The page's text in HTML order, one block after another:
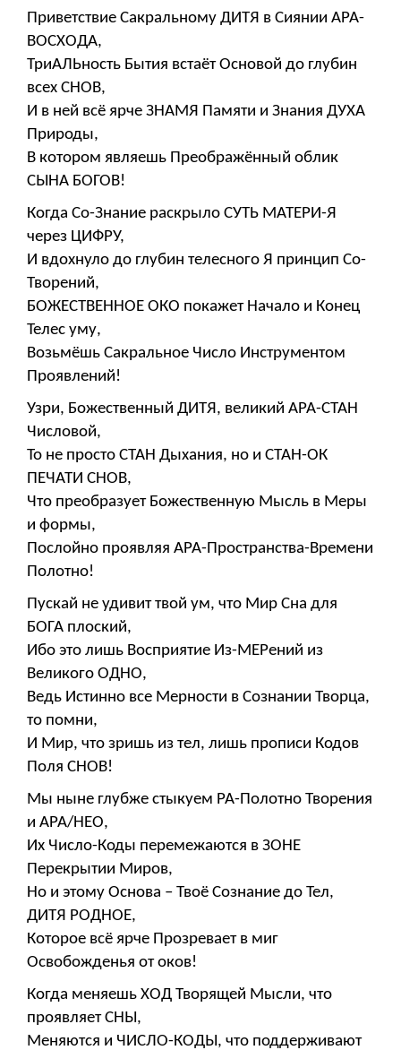
Приветствие Сакральному ДИТЯ в Сиянии АРА-
ВОСХОДА,
ТриАЛЬность Бытия встаёт Основой до глубин
всех СНОВ,
И в ней всё ярче ЗНАМЯ Памяти и Знания ДУХА
Природы,
В котором являешь Преображённый облик
СЫНА БОГОВ!
Когда Со-Знание раскрыло СУТЬ МАТЕРИ-Я
через ЦИФРУ,
И вдохнуло до глубин телесного Я принцип Со-
Творений,
БОЖЕСТВЕННОЕ ОКО покажет Начало и Конец
Телес уму,
Возьмёшь Сакральное Число Инструментом
Проявлений!
Узри, Божественный ДИТЯ, великий АРА-СТАН
Числовой,
То не просто СТАН Дыхания, но и СТАН-ОК
ПЕЧАТИ СНОВ,
Что преобразует Божественную Мысль в Меры
и формы,
Послойно проявляя АРА-Пространства-Времени
Полотно!
Пускай не удивит твой ум, что Мир Сна для
БОГА плоский,
Ибо это лишь Восприятие Из-МЕРений из
Великого ОДНО,
Ведь Истинно все Мерности в Сознании Творца,
то помни,
И Мир, что зришь из тел, лишь прописи Кодов
Поля СНОВ!
Мы ныне глубже стыкуем РА-Полотно Творения
и АРА/НЕО,
Их Число-Коды перемежаются в ЗОНЕ
Перекрытии Миров,
Но и этому Основа – Твоё Сознание до Тел,
ДИТЯ РОДНОЕ,
Которое всё ярче Прозревает в миг
Освобожденья от оков!
Когда меняешь ХОД Творящей Мысли, что
проявляет СНЫ,
Меняются и ЧИСЛО-КОДЫ, что поддерживают